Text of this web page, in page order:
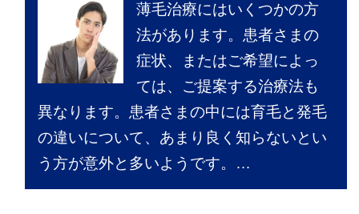
薄毛治療にはいくつかの方
法があります。患者さまの
症状、またはご希望によっ
ては、ご提案する治療法も
異なります。患者さまの中には育毛と発毛
の違いについて、あまり良く知らないとい
う方が意外と多いようです。…